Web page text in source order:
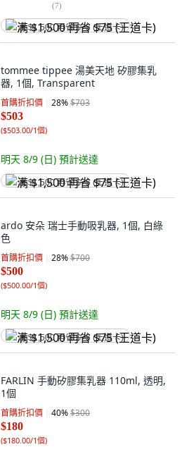
(7)
满 $1,500 再省 $75 (王道卡)
tommee tippee 湯美天地 矽膠集乳
器, 1個, Transparent
首購折扣價 28%$703
$503
($503.00/1個)
明天 8/9 (日) 預計送達
满 $1,500 再省 $75 (王道卡)
ardo 安朵 瑞士手動吸乳器, 1個, 白綠
色
首購折扣價 28%$700
$500
($500.00/1個)
明天 8/9 (日) 預計送達
满 $1,500 再省 $75 (王道卡)
FARLIN 手動矽膠集乳器 110ml, 透明,
1個
首購折扣價 40%$300
$180
($180.00/1個)